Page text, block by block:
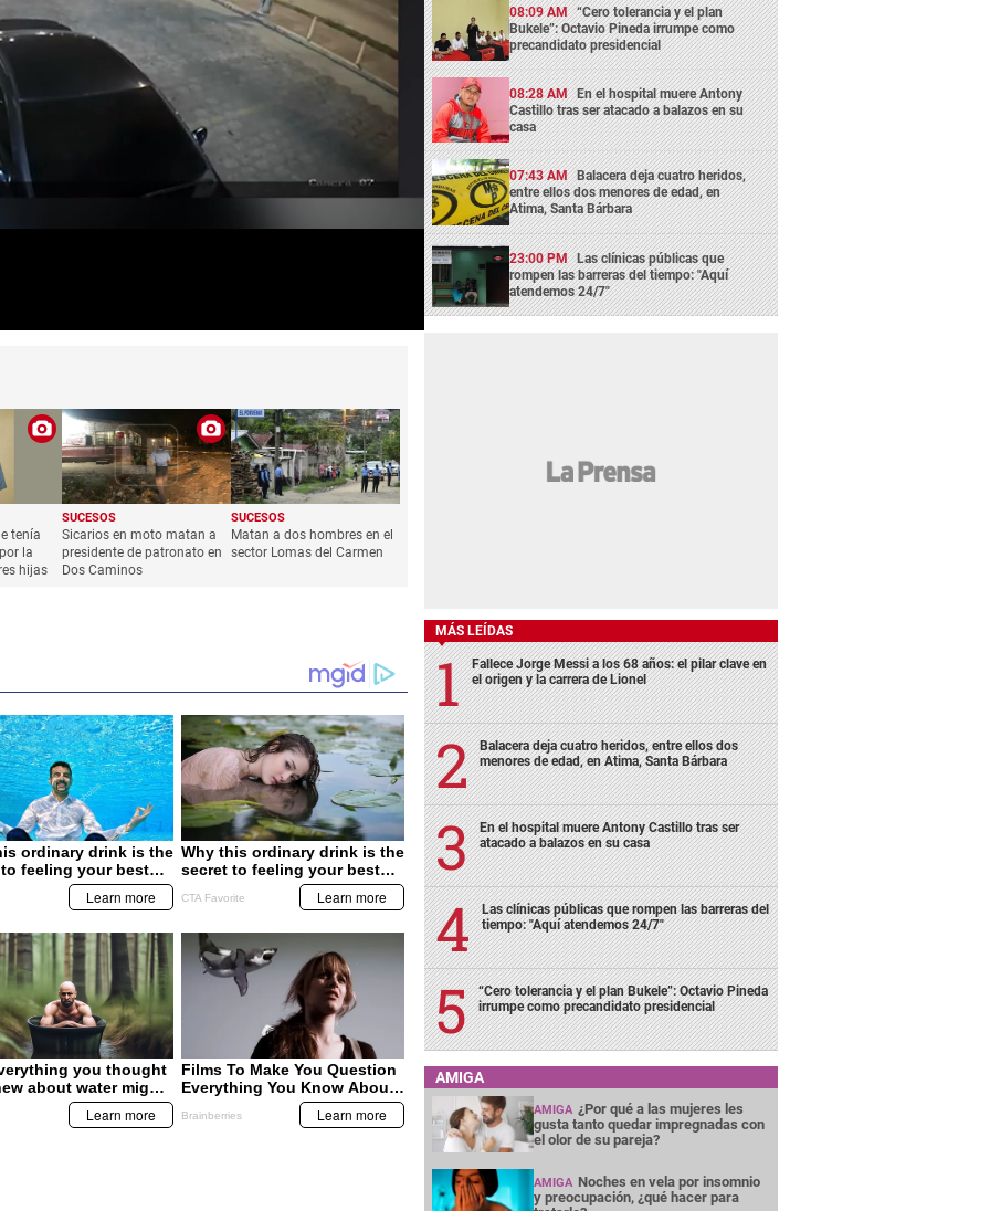
tenía
la
hijas
SUCESOS
Sicarios en moto matan a
presidente de patronato en
Dos Caminos
SUCESOS
Matan a dos hombres en el
sector Lomas del Carmen
08:09 AM “Cero tolerancia y el plan
Bukele”: Octavio Pineda irrumpe como
precandidato presidencial
08:28 AM En el hospital muere Antony
Castillo tras ser atacado a balazos en su
casa
07:43 AM Balacera deja cuatro heridos,
entre ellos dos menores de edad, en
Atima, Santa Bárbara
23:00 PM Las clínicas públicas que
rompen las barreras del tiempo: "Aquí
atendemos 24/7"
MÁS LEÍDAS
Fallece Jorge Messi a los 68 años: el pilar clave en
el origen y la carrera de Lionel
Balacera deja cuatro heridos, entre ellos dos
menores de edad, en Atima, Santa Bárbara
En el hospital muere Antony Castillo tras ser
atacado a balazos en su casa
Las clínicas públicas que rompen las barreras del
tiempo: "Aquí atendemos 24/7"
“Cero tolerancia y el plan Bukele”: Octavio Pineda
irrumpe como precandidato presidencial
AMIGA
AMIGA ¿Por qué a las mujeres les
gusta tanto quedar impregnadas con
el olor de su pareja?
AMIGA Noches en vela por insomnio
y preocupación, ¿qué hacer para